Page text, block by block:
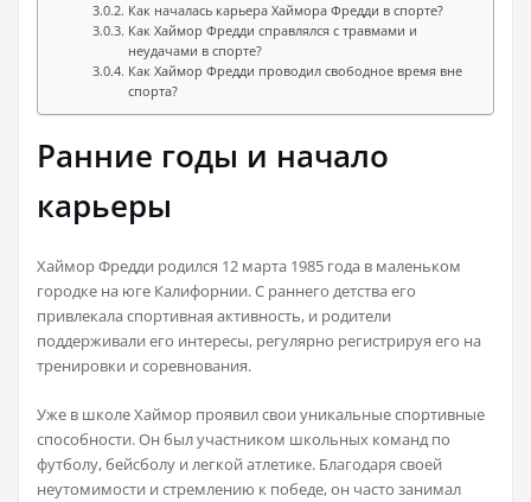
Как началась карьера Хаймора Фредди в спорте?
Как Хаймор Фредди справлялся с травмами и
неудачами в спорте?
Как Хаймор Фредди проводил свободное время вне
спорта?
Ранние годы и начало
карьеры
Хаймор Фредди родился 12 марта 1985 года в маленьком
городке на юге Калифорнии. С раннего детства его
привлекала спортивная активность, и родители
поддерживали его интересы, регулярно регистрируя его на
тренировки и соревнования.
Уже в школе Хаймор проявил свои уникальные спортивные
способности. Он был участником школьных команд по
футболу, бейсболу и легкой атлетике. Благодаря своей
неутомимости и стремлению к победе, он часто занимал